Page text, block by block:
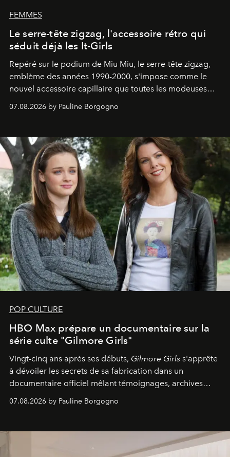
FEMMES
Le serre-tête zigzag, l'accessoire rétro qui
séduit déjà les It-Girls
Repéré sur le podium de Miu Miu, le serre-tête zigzag,
emblème des années 1990-2000, s'impose comme le
nouvel accessoire capillaire que toutes les modeuses
s'arrachent déjà.
07.08.2026 by Pauline Borgogno
POP CULTURE
HBO Max prépare un documentaire sur la
série culte "Gilmore Girls"
Vingt-cinq ans après ses débuts, Gilmore Girls s'apprête
à dévoiler les secrets de sa fabrication dans un
documentaire officiel mêlant témoignages, archives
inédites et plongée dans les coulisses d'un phénomène
générationnel.
07.08.2026 by Pauline Borgogno